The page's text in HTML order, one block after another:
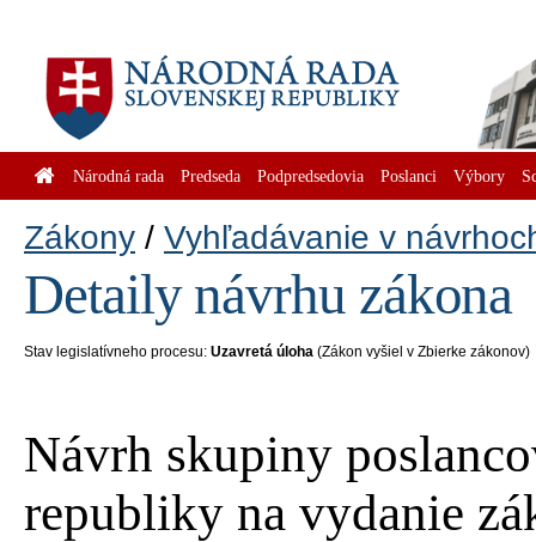
Národná rada Predseda Podpredsedovia Poslanci Výbory
Zákony Vyhľadávanie v
Detaily návrhu zákona
Stav legislatívneho procesu: Uzavretá úloha (Zákon vyšiel v Zbierke zákonov)
Návrh skupiny
republiky na vydanie